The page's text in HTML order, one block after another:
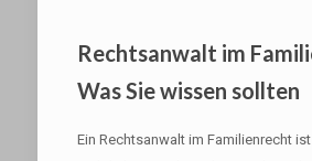
Rechtsanwalt im
Was Sie wissen sollten
Ein Rechtsanwalt im Familienrecht